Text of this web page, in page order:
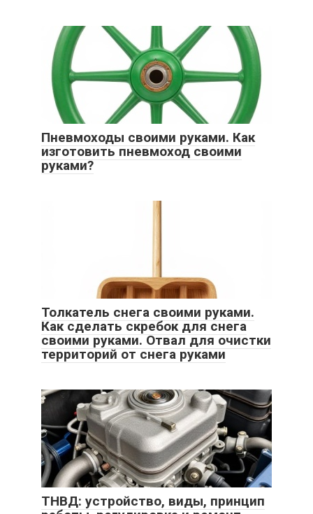
Пневмоходы своими руками. Как
изготовить пневмоход своими
руками?
Толкатель снега своими руками.
Как сделать скребок для снега
своими руками. Отвал для очистки
территорий от снега руками
ТНВД: устройство, виды, принцип